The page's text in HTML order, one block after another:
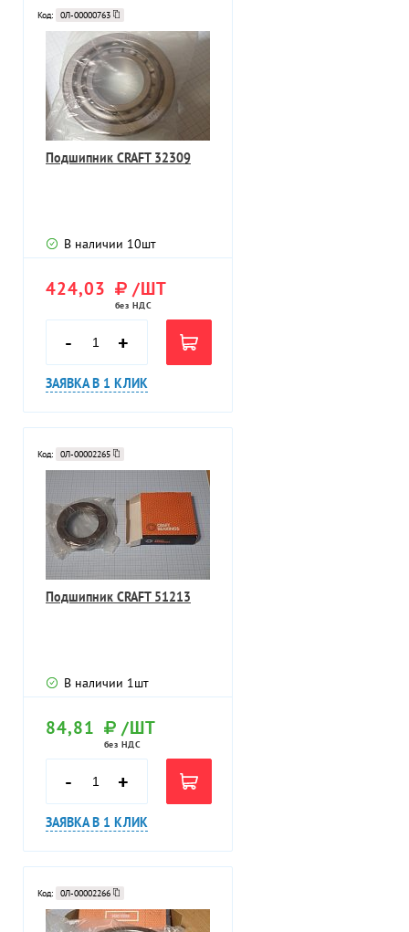
Код: 0Л-00000763
Подшипник CRAFT 32309
В наличии 10шт
424,03 /ШТ
без НДС
- +
ЗАЯВКА В 1 КЛИК
Код: 0Л-00002265
Подшипник CRAFT 51213
В наличии 1шт
84,81 /ШТ
без НДС
- +
ЗАЯВКА В 1 КЛИК
Код: 0Л-00002266